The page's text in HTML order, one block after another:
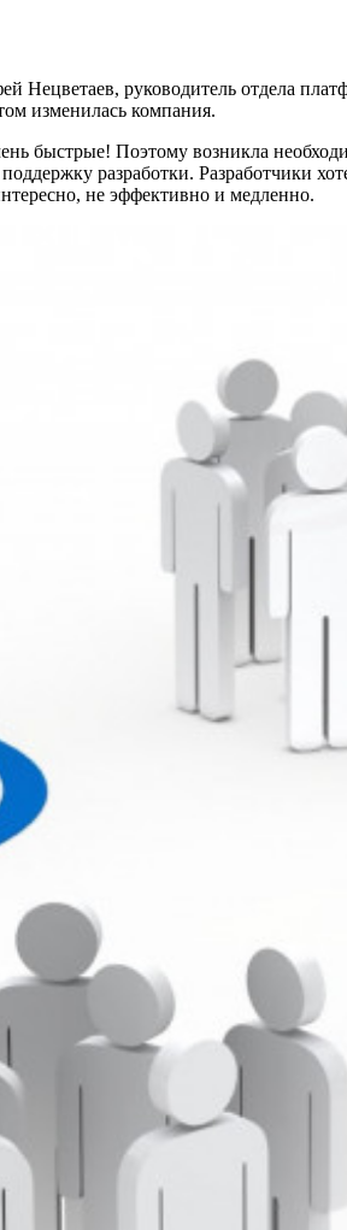
Нецветаев, руководитель отдела
изменилась компания.
быстрые! Поэтому возникла
разработки. Разработчики
не эффективно и медленно.